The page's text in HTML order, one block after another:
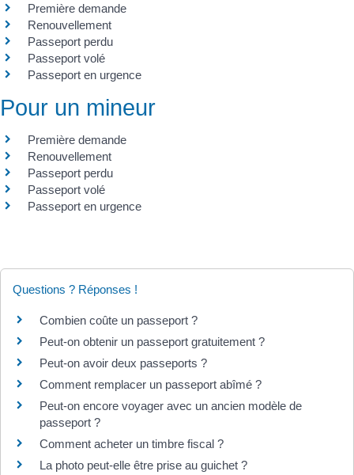
Première demande
Renouvellement
Passeport perdu
Passeport volé
Passeport en urgence
Pour un mineur
Première demande
Renouvellement
Passeport perdu
Passeport volé
Passeport en urgence
Questions ? Réponses !
Combien coûte un passeport ?
Peut-on obtenir un passeport gratuitement ?
Peut-on avoir deux passeports ?
Comment remplacer un passeport abîmé ?
Peut-on encore voyager avec un ancien modèle de
passeport ?
Comment acheter un timbre fiscal ?
La photo peut-elle être prise au guichet ?